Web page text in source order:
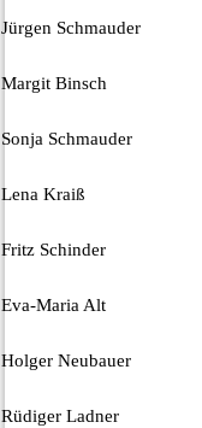
Jürgen Schmauder
Margit Binsch
Sonja Schmauder
Lena Kraiß
Fritz Schinder
Eva-Maria Alt
Holger Neubauer
Rüdiger Ladner